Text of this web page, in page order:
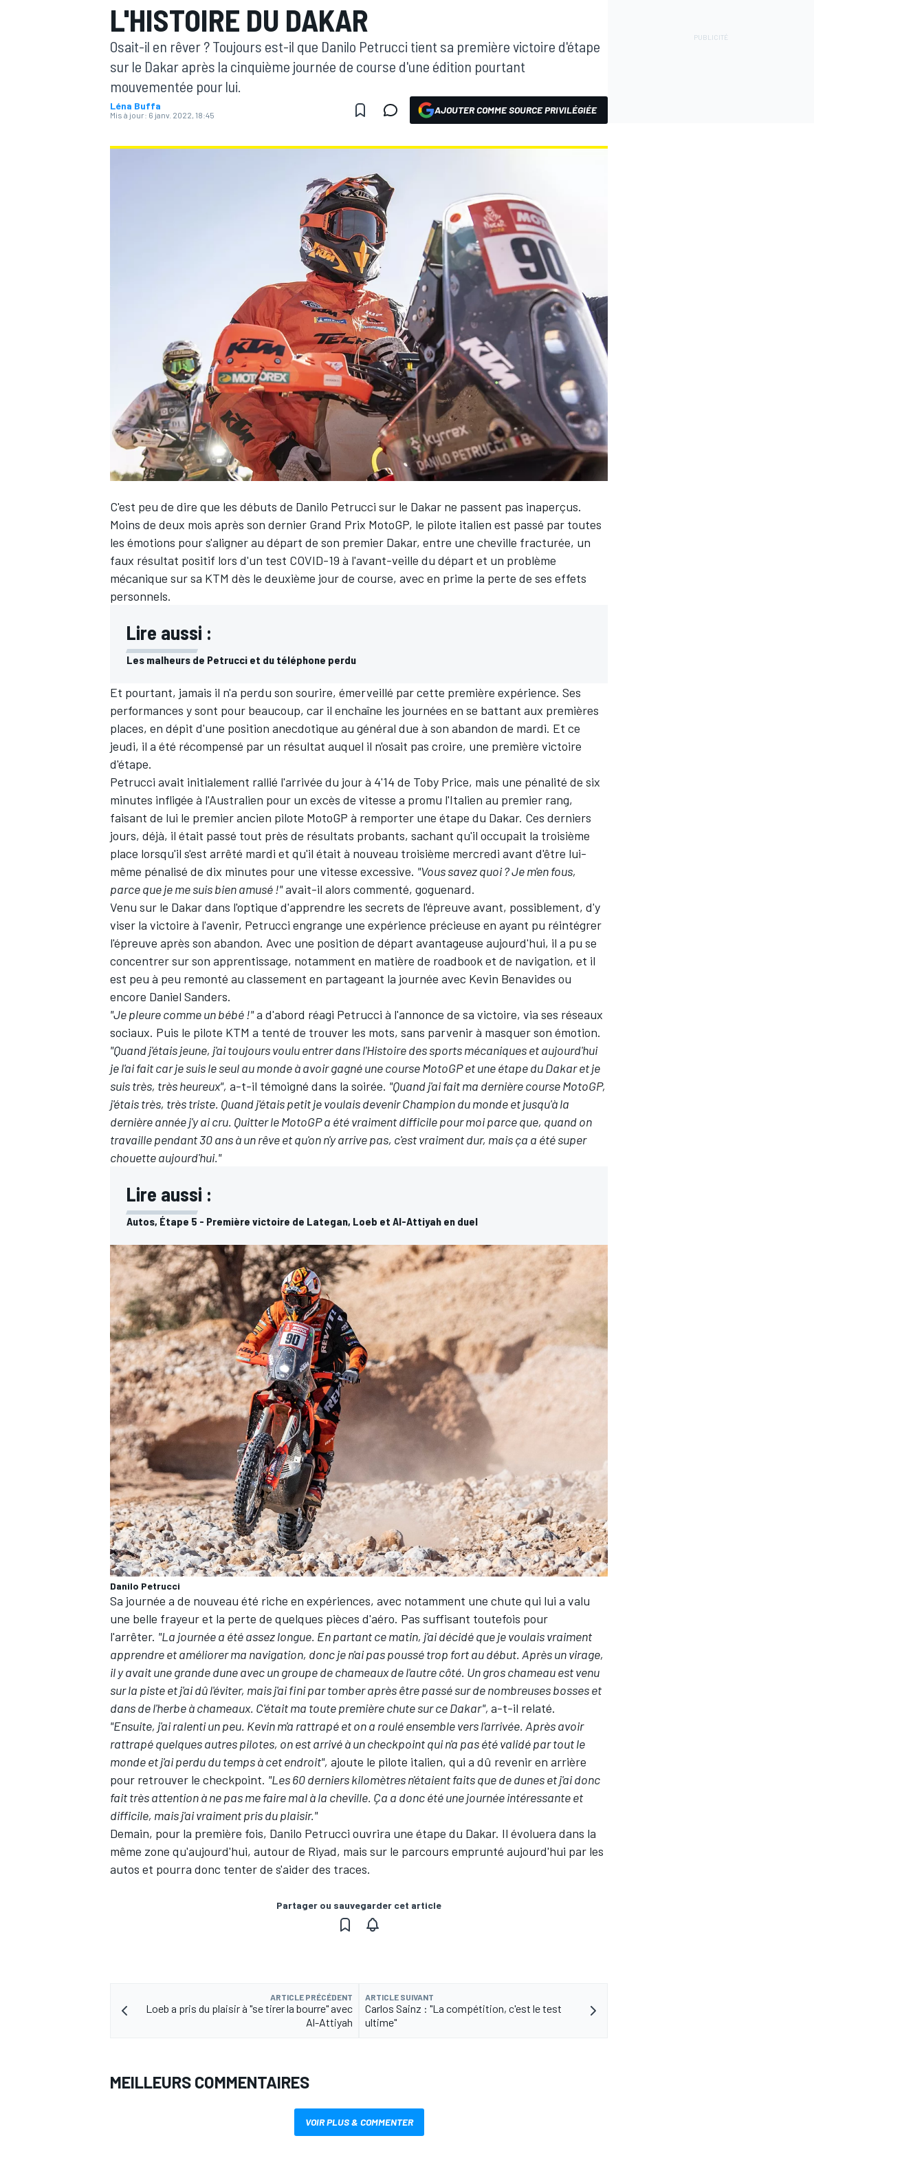
MOTOGP
WEC
AUTRES CHAMPIONNATS
L'HISTOIRE DU DAKAR
Osait-il en rêver ? Toujours est-il que Danilo Petrucci tient sa première victoire d'étape
sur le Dakar après la cinquième journée de course d'une édition pourtant
mouvementée pour lui.
Léna Buffa
Mis à jour: 6 janv. 2022, 18:45 AJOUTER COMME SOURCE PRIVILÉGIÉE
C'est peu de dire que les débuts de Danilo Petrucci sur le Dakar ne passent pas inaperçus.
Moins de deux mois après son dernier Grand Prix MotoGP, le pilote italien est passé par toutes
les émotions pour s'aligner au départ de son premier Dakar, entre une cheville fracturée, un
faux résultat positif lors d'un test COVID-19 à l'avant-veille du départ et un problème
mécanique sur sa KTM dès le deuxième jour de course, avec en prime la perte de ses effets
personnels.
Lire aussi :
Les malheurs de Petrucci et du téléphone perdu
Et pourtant, jamais il n'a perdu son sourire, émerveillé par cette première expérience. Ses
performances y sont pour beaucoup, car il enchaîne les journées en se battant aux premières
places, en dépit d'une position anecdotique au général due à son abandon de mardi. Et ce
jeudi, il a été récompensé par un résultat auquel il n'osait pas croire, une première victoire
d'étape.
Petrucci avait initialement rallié l'arrivée du jour à 4'14 de Toby Price, mais une pénalité de six
minutes infligée à l'Australien pour un excès de vitesse a promu l'Italien au premier rang,
faisant de lui le premier ancien pilote MotoGP à remporter une étape du Dakar. Ces derniers
jours, déjà, il était passé tout près de résultats probants, sachant qu'il occupait la troisième
place lorsqu'il s'est arrêté mardi et qu'il était à nouveau troisième mercredi avant d'être lui-
même pénalisé de dix minutes pour une vitesse excessive. "Vous savez quoi ? Je m'en fous,
parce que je me suis bien amusé !"avait-il alors commenté, goguenard.
Venu sur le Dakar dans l'optique d'apprendre les secrets de l'épreuve avant, possiblement, d'y
viser la victoire à l'avenir, Petrucci engrange une expérience précieuse en ayant pu réintégrer
l'épreuve après son abandon. Avec une position de départ avantageuse aujourd'hui, il a pu se
concentrer sur son apprentissage, notamment en matière de roadbook et de navigation, et il
est peu à peu remonté au classement en partageant la journée avec Kevin Benavides ou
encore Daniel Sanders.
"Je pleure comme un bébé !"a d'abord réagi Petrucci à l'annonce de sa victoire, via ses réseaux
sociaux. Puis le pilote KTM a tenté de trouver les mots, sans parvenir à masquer son émotion.
"Quand j'étais jeune, j'ai toujours voulu entrer dans l'Histoire des sports mécaniques et aujourd'hui
je l'ai fait car je suis le seul au monde à avoir gagné une course MotoGP et une étape du Dakar et je
suis très, très heureux", a-t-il témoigné dans la soirée. "Quand j'ai fait ma dernière course MotoGP,
j'étais très, très triste. Quand j'étais petit je voulais devenir Champion du monde et jusqu'à la
dernière année j'y ai cru. Quitter le MotoGP a été vraiment difficile pour moi parce que, quand on
travaille pendant 30 ans à un rêve et qu'on n'y arrive pas, c'est vraiment dur, mais ça a été super
chouette aujourd'hui."
Lire aussi :
Autos, Étape 5 - Première victoire de Lategan, Loeb et Al-Attiyah en duel
Danilo Petrucci
Sa journée a de nouveau été riche en expériences, avec notamment une chute qui lui a valu
une belle frayeur et la perte de quelques pièces d'aéro. Pas suffisant toutefois pour
l'arrêter. "La journée a été assez longue. En partant ce matin, j'ai décidé que je voulais vraiment
apprendre et améliorer ma navigation, donc je n'ai pas poussé trop fort au début. Après un virage,
il y avait une grande dune avec un groupe de chameaux de l'autre côté. Un gros chameau est venu
sur la piste et j'ai dû l'éviter, mais j'ai fini par tomber après être passé sur de nombreuses bosses et
dans de l'herbe à chameaux. C'était ma toute première chute sur ce Dakar", a-t-il relaté.
"Ensuite, j'ai ralenti un peu. Kevin m'a rattrapé et on a roulé ensemble vers l'arrivée. Après avoir
rattrapé quelques autres pilotes, on est arrivé à un checkpoint qui n'a pas été validé par tout le
monde et j'ai perdu du temps à cet endroit", ajoute le pilote italien, qui a dû revenir en arrière
pour retrouver le checkpoint. "Les 60 derniers kilomètres n'étaient faits que de dunes et j'ai donc
fait très attention à ne pas me faire mal à la cheville. Ça a donc été une journée intéressante et
difficile, mais j'ai vraiment pris du plaisir."
Demain, pour la première fois, Danilo Petrucci ouvrira une étape du Dakar. Il évoluera dans la
même zone qu'aujourd'hui, autour de Riyad, mais sur le parcours emprunté aujourd'hui par les
autos et pourra donc tenter de s'aider des traces.
Partager ou sauvegarder cet article
ARTICLE PRÉCÉDENT
Loeb a pris du plaisir à "se tirer la bourre" avec
Al-Attiyah
ARTICLE SUIVANT
Carlos Sainz : "La compétition, c'est le test
ultime"
MEILLEURS COMMENTAIRES
VOIR PLUS & COMMENTER